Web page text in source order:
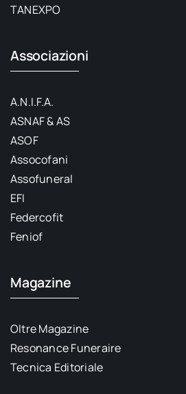
TANEXPO
Associazioni
A.N.I.F.A.
ASNAF & AS
ASOF
Assocofani
Assofuneral
EFI
Federcofit
Feniof
Magazine
Oltre Magazine
Resonance Funeraire
Tecnica Editoriale